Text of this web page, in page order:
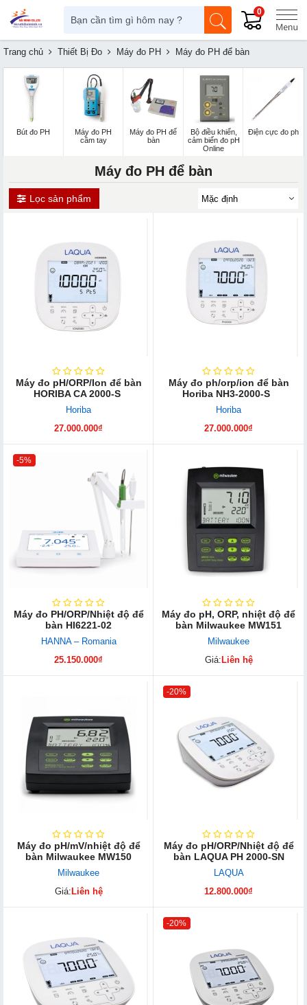
0
Trang chủ Thiết Bị Đo Máy đo PH Máy đo PH để bàn
Bút đo PH
Máy đo PH
cầm tay
Máy đo PH để
bàn
Bộ điều khiển,
cảm biến đo pH
Online
Điện cực đo ph
Máy đo PH để bàn
Lọc sản phẩm
Máy đo pH/ORP/Ion để bàn
HORIBA CA 2000-S
Horiba
27.000.000₫
Máy đo ph/orp/ion để bàn
Horiba NH3-2000-S
Horiba
27.000.000₫
-5%
Máy đo PH/ORP/Nhiệt độ để
bàn HI6221-02
HANNA – Romania
25.150.000₫
Máy đo pH, ORP, nhiệt độ để
bàn Milwaukee MW151
Milwaukee
Giá:Liên hệ
Máy đo pH/mV/nhiệt độ để
bàn Milwaukee MW150
Milwaukee
Giá:Liên hệ
-20%
Máy đo pH/ORP/Nhiệt độ để
bàn LAQUA PH 2000-SN
LAQUA
12.800.000₫
-20%